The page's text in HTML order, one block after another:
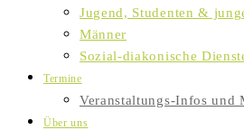
Jugend, Studenten &
Männer
Sozial-diakonische
Termine
Veranstaltungs-Infos und
Über uns